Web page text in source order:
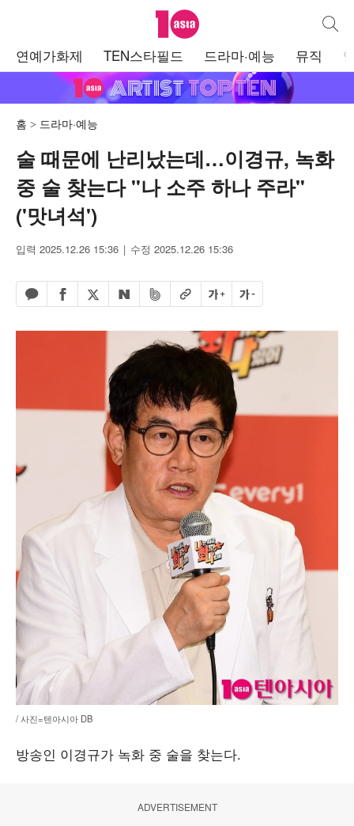
텐아시아 통합
연예가화제 TEN스타필드 드라마·예능 뮤직
홈 드라마·예능
술 때문에 난리났는데…이경규, 녹화
중 술 찾는다 "나 소주 하나 주라"
('맛녀석')
입력 2025.12.26 15:36 수정 2025.12.26 15:36
카카오톡 공유하기
페이스북 공유하기
엑스 공유하기
네이버 공유하기
밴드 공유하기
URL복사글자 크게글자 작게
/ 사진=텐아시아 DB
방송인 이경규가 녹화 중 술을 찾는다.
ADVERTISEMENT